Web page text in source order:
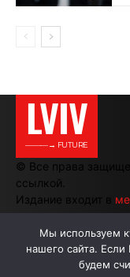
LVIV
———→ FUTURE
© Все права
ссылкой.
Издание входит в
Мы используем
нашего сайта.
будем